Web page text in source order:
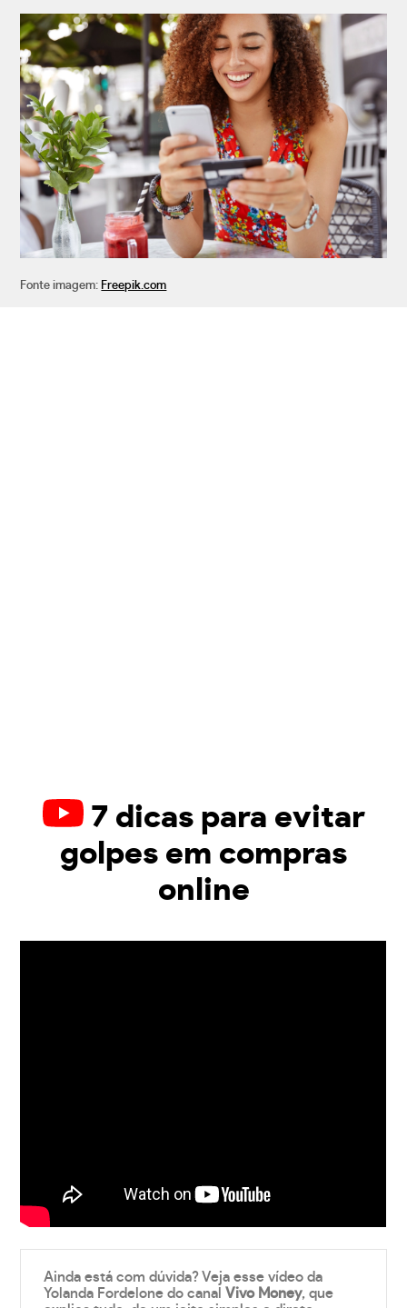
Fonte imagem: Freepik.com
7 dicas para evitar
golpes em compras
online
Ainda está com dúvida? Veja esse vídeo da
Yolanda Fordelone do canalVivo Money, que